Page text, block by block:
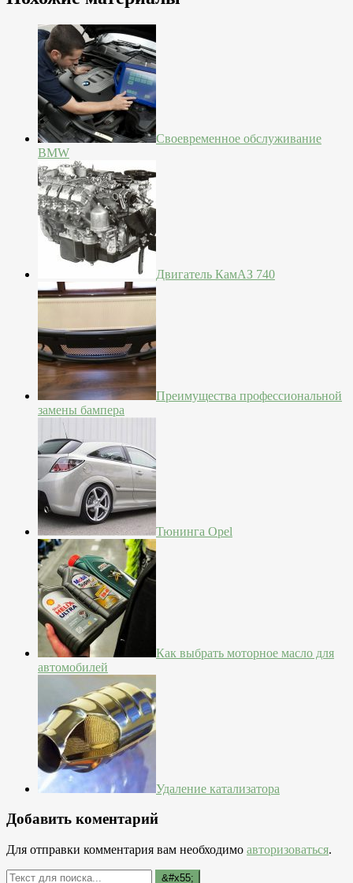
Своевременное обслуживание
BMW
Двигатель КамАЗ 740
Преимущества профессиональной
замены бампера
Тюнинга Opel
Как выбрать моторное масло для
автомобилей
Удаление катализатора
Добавить коментарий
Для отправки комментария вам необходимо авторизоваться.